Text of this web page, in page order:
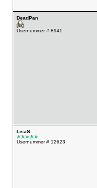
DeadPan
Usernummer # 8941
LisaS.
Usernummer # 12623